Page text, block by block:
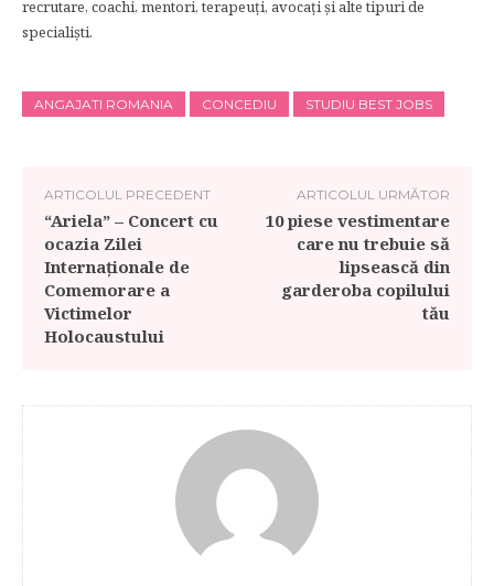
recrutare, coachi, mentori, terapeuți, avocați și alte tipuri de
specialiști.
ANGAJATI ROMANIA CONCEDIU STUDIU BEST JOBS
ARTICOLUL PRECEDENT
“Ariela” – Concert cu
ocazia Zilei
Internaţionale de
Comemorare a
Victimelor
Holocaustului
ARTICOLUL URMĂTOR
10 piese vestimentare
care nu trebuie să
lipsească din
garderoba copilului
tău